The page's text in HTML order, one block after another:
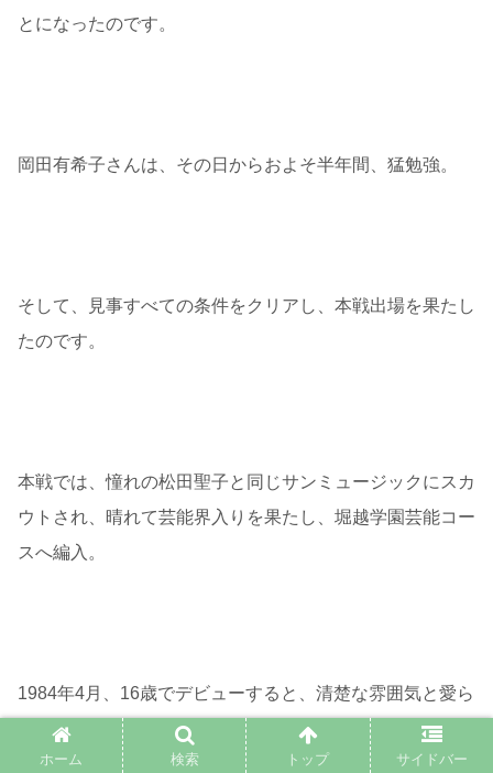
とになったのです。
岡田有希子さんは、その日からおよそ半年間、猛勉強。
そして、見事すべての条件をクリアし、本戦出場を果たし
たのです。
本戦では、憧れの松田聖子と同じサンミュージックにスカ
ウトされ、晴れて芸能界入りを果たし、堀越学園芸能コー
スへ編入。
1984年4月、16歳でデビューすると、清楚な雰囲気と愛ら
しい笑顔がウケ、「ポスト松田聖子」と称されたのです。
ホーム 検索 トップ サイドバー